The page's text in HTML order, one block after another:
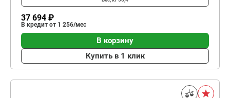
37 694 ₽
В кредит от 1 256/мес
В корзину
Купить в 1 клик